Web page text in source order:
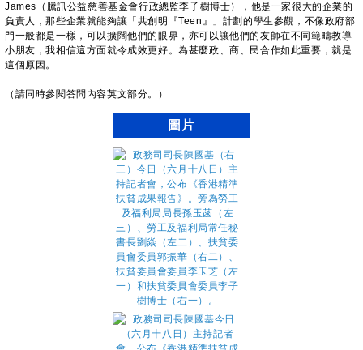
James（騰訊公益慈善基金會行政總監李子樹博士），他是一家很大的企業的
負責人，那些企業就能夠讓「共創明『Teen』」計劃的學生參觀，不像政府部
門一般都是一樣，可以擴闊他們的眼界，亦可以讓他們的友師在不同範疇教導
小朋友，我相信這方面就令成效更好。為甚麼政、商、民合作如此重要，就是
這個原因。
（請同時參閱答問內容英文部分。）
圖片